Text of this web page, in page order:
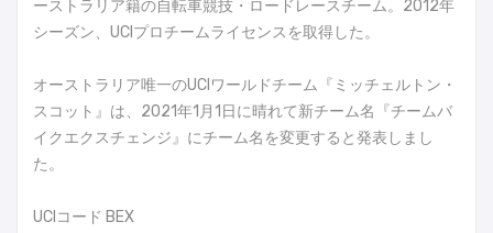
ーストラリア籍の自転車競技・ロードレースチーム。2012年
シーズン、UCIプロチームライセンスを取得した。
オーストラリア唯一のUCIワールドチーム『ミッチェルトン・
スコット』は、2021年1月1日に晴れて新チーム名『チームバ
イクエクスチェンジ』にチーム名を変更すると発表しまし
た。
UCIコード BEX